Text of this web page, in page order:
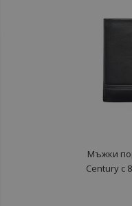
Мъжки
Century с